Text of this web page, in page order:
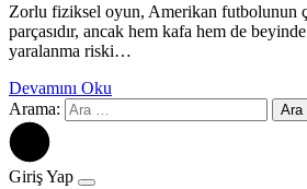
Zorlu fiziksel oyun, Amerikan futbolunun
parçasıdır, ancak hem kafa hem de
yaralanma riski…
Devamını Oku
Arama:
Giriş Yap